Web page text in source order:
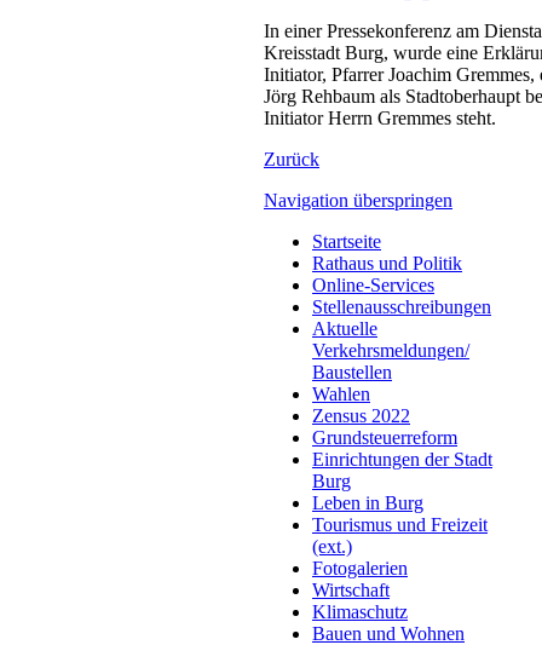
In einer Pressekonferenz am
Kreisstadt Burg, wurde eine
Initiator, Pfarrer Joachim
Jörg Rehbaum als Stadtoberhaupt
Initiator Herrn Gremmes steht.
Zurück
Navigation überspringen
Startseite
Rathaus und Politik
Online-Services
Stellenausschreibungen
Aktuelle
Verkehrsmeldungen/
Baustellen
Wahlen
Zensus 2022
Grundsteuerreform
Einrichtungen der Stadt
Burg
Leben in Burg
Tourismus und Freizeit
(ext.)
Fotogalerien
Wirtschaft
Klimaschutz
Bauen und Wohnen